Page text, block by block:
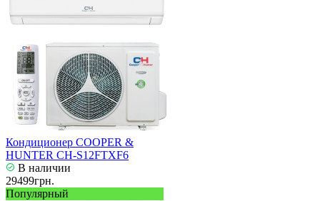
Кондиционер COOPER &
HUNTER CH-S12FTXF6
В наличии
29499грн.
Популярный